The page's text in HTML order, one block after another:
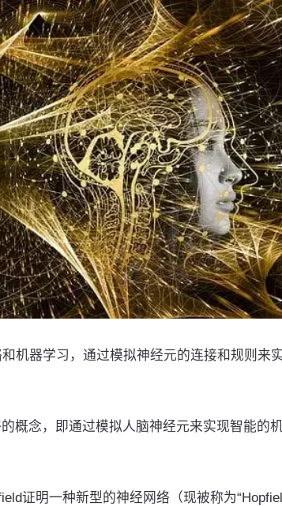
机器学习，通过模拟神经元的连接和规则来
概念，即通过模拟人脑神经元来实现智能的
证明一种新型的神经网络（现被称为